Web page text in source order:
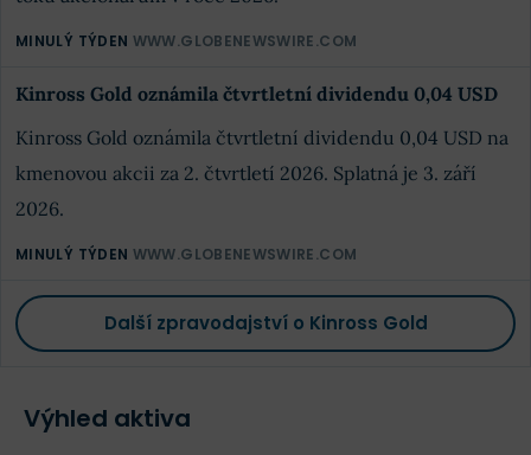
MINULÝ TÝDEN WWW.GLOBENEWSWIRE.COM
Kinross Gold oznámila čtvrtletní dividendu 0,04 USD
Kinross Gold oznámila čtvrtletní dividendu 0,04 USD na
kmenovou akcii za 2. čtvrtletí 2026. Splatná je 3. září
2026.
MINULÝ TÝDEN WWW.GLOBENEWSWIRE.COM
Další zpravodajství o Kinross Gold
Výhled aktiva